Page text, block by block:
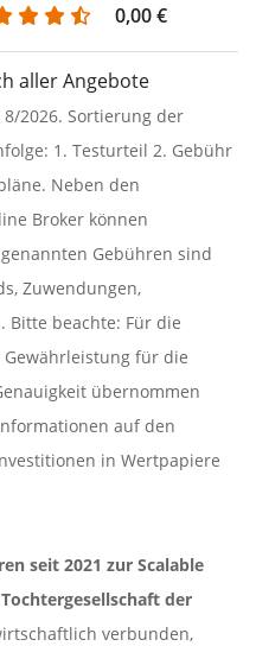
0,00 €
aller Angebote
8/2026. Sortierung der
1. Testurteil 2. Gebühr
Neben den
Broker können
Gebühren sind
Zuwendungen,
Bitte beachte: Für die
für die
übernommen
auf den
in Wertpapiere
seit 2021 zur Scalable
der
verbunden,